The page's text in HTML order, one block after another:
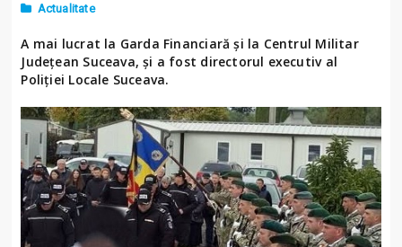
Actualitate
A mai lucrat la Garda Financiară și la Centrul Militar
Județean Suceava, și a fost directorul executiv al
Poliției Locale Suceava.